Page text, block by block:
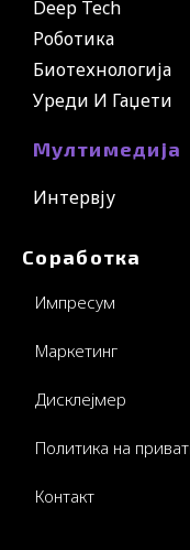
Deep Tech
Роботика
Биотехнологија
Уреди И Гаџети
Мултимедија
Интервју
Соработка
Импресум
Маркетинг
Дисклејмер
Политика на
Контакт